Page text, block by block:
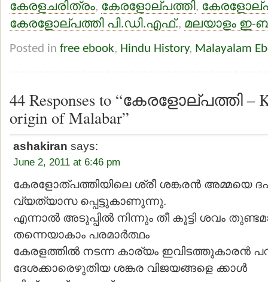
കേരളചരിത്രം, കേരളോല്പത്തി ,
കേരളോല്പത്തി പി.ഡി.എഫ്., മലയാളം ഇ-
Posted in free ebook, Hindu History, Malayalam
44 Responses to “കേരളോല്പത്തി –
origin of Malabar”
ashakiran says:
June 2, 2011 at 6:46 pm
കേരളോത്പത്തിയിലെ ശ്രീ ശങ്കരന്‍ അമ്മയെ
വ്യത്യാസ പ്പെട്ടുകാണുന്നു.
എന്നാല്‍ അടുപ്പില്‍ നിന്നും തീ കൂട്ടി ശവം
തന്നെയാകാം പരമാര്‍ത്ഥം
കേരളത്തില്‍ നടന്ന കാര്യം ഇവിടത്തുകാരന്‍
ദേശക്കാരെഴുതിയ ശങ്കര വിജയങ്ങളെ ക്കാള്‍